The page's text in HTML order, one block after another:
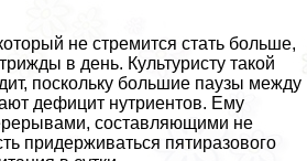
не стремится стать больше,
в день. Культуристу такой
поскольку большие паузы между
дефицит нутриентов. Ему
составляющими не
придерживаться пятиразового